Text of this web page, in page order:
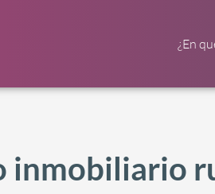
¿En
inmobiliario